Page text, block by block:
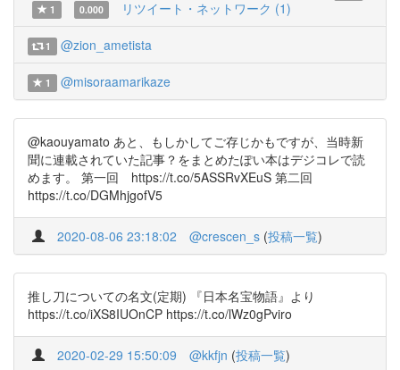
1 0.000 リツイート・ネットワーク (1)
1 @zion_ametista
1 @misoraamarikaze
@kaouyamato あと、もしかしてご存じかもですが、当時新
聞に連載されていた記事？をまとめたぽい本はデジコレで読
めます。 第一回 https://t.co/5ASSRvXEuS 第二回
https://t.co/DGMhjgofV5
2020-08-06 23:18:02 @crescen_s (投稿一覧)
推し刀についての名文(定期) 『日本名宝物語』より
https://t.co/iXS8IUOnCP https://t.co/lWz0gPviro
2020-02-29 15:50:09 @kkfjn (投稿一覧)